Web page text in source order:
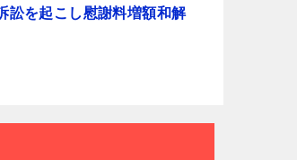
訟を起こし慰謝料増額和解